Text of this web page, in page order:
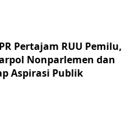
Pertajam RUU Pemilu,
Nonparlemen dan
Aspirasi Publik